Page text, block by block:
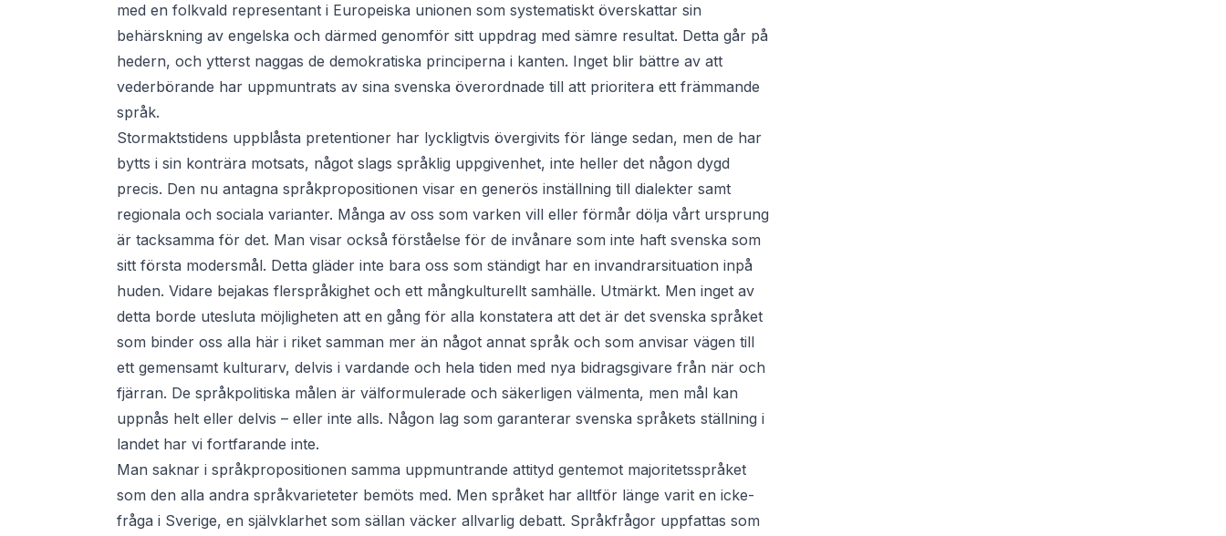
med en folkvald representant i Europeiska unionen som systematiskt överskattar sin
behärskning av engelska och därmed genomför sitt uppdrag med sämre resultat. Detta går på
hedern, och ytterst naggas de demokratiska principerna i kanten. Inget blir bättre av att
vederbörande har uppmuntrats av sina svenska överordnade till att prioritera ett främmande
språk.
Stormaktstidens uppblåsta pretentioner har lyckligtvis övergivits för länge sedan, men de har
bytts i sin konträra motsats, något slags språklig uppgivenhet, inte heller det någon dygd
precis. Den nu antagna språkpropositionen visar en generös inställning till dialekter samt
regionala och sociala varianter. Många av oss som varken vill eller förmår dölja vårt ursprung
är tacksamma för det. Man visar också förståelse för de invånare som inte haft svenska som
sitt första modersmål. Detta gläder inte bara oss som ständigt har en invandrarsituation inpå
huden. Vidare bejakas flerspråkighet och ett mångkulturellt samhälle. Utmärkt. Men inget av
detta borde utesluta möjligheten att en gång för alla konstatera att det är det svenska språket
som binder oss alla här i riket samman mer än något annat språk och som anvisar vägen till
ett gemensamt kulturarv, delvis i vardande och hela tiden med nya bidragsgivare från när och
fjärran. De språkpolitiska målen är välformulerade och säkerligen välmenta, men mål kan
uppnås helt eller delvis – eller inte alls. Någon lag som garanterar svenska språkets ställning i
landet har vi fortfarande inte.
Man saknar i språkpropositionen samma uppmuntrande attityd gentemot majoritetsspråket
som den alla andra språkvarieteter bemöts med. Men språket har alltför länge varit en icke-
fråga i Sverige, en självklarhet som sällan väcker allvarlig debatt. Språkfrågor uppfattas som